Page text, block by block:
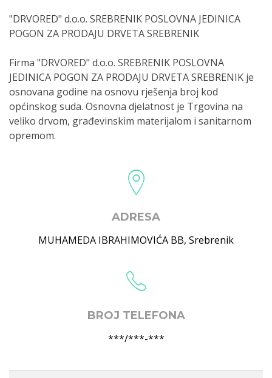
"DRVORED" d.o.o. SREBRENIK POSLOVNA JEDINICA
POGON ZA PRODAJU DRVETA SREBRENIK
Firma "DRVORED" d.o.o. SREBRENIK POSLOVNA
JEDINICA POGON ZA PRODAJU DRVETA SREBRENIK je
osnovana godine na osnovu rješenja broj kod
općinskog suda. Osnovna djelatnost je Trgovina na
veliko drvom, građevinskim materijalom i sanitarnom
opremom.
ADRESA
MUHAMEDA IBRAHIMOVIĆA BB, Srebrenik
BROJ TELEFONA
***/***-***